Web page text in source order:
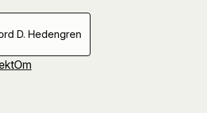
D. Hedengren
Om